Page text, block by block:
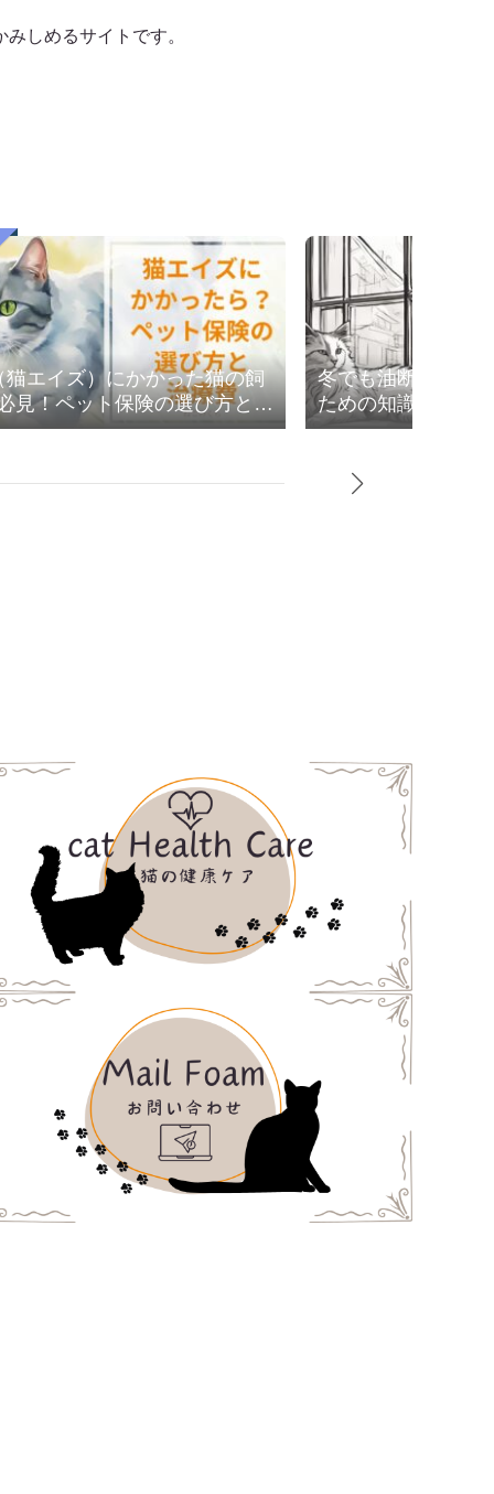
しめるサイトです。
猫エイズ）にかかった猫の飼
見！ペット保険の選び方と治
冬でも油断大敵！
ための知識と対策